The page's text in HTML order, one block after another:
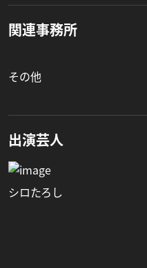
関連事務所
その他
出演芸人
シロたろし